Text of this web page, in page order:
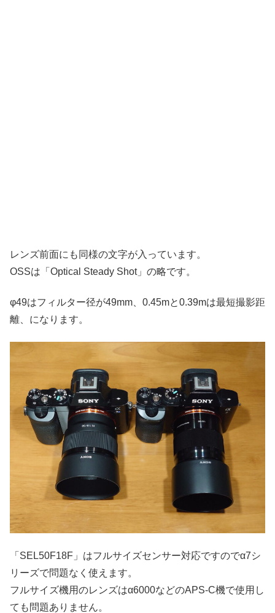
レンズ前面にも同様の文字が入っています。
OSSは「Optical Steady Shot」の略です。
φ49はフィルター径が49mm、0.45mと0.39mは最短撮影距
離、になります。
「SEL50F18F」はフルサイズセンサー対応ですのでα7シ
リーズで問題なく使えます。
フルサイズ機用のレンズはα6000などのAPS-C機で使用し
ても問題ありません。